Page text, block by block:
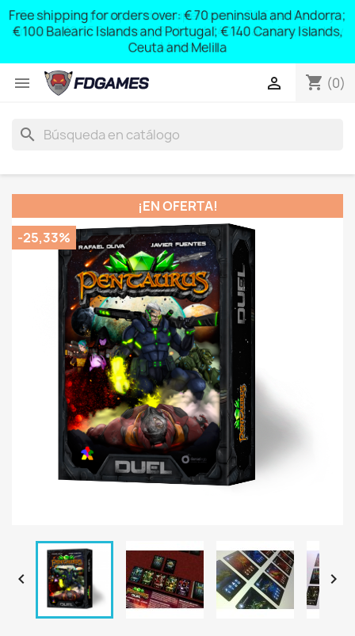
Free shipping for orders over: € 70 peninsula and Andorra;
€ 100 Balearic Islands and Portugal; € 140 Canary Islands,
Ceuta and Melilla
 shopping_cart (0)

search
¡EN OFERTA!
-25,33%
 